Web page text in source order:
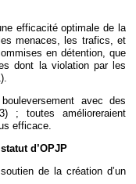
efficacité optimale de la
menaces, les trafics, et
en détention, que
dont la violation par les
avec des
; toutes amélioreraient
efficace.
d’OPJP
de la création d’un